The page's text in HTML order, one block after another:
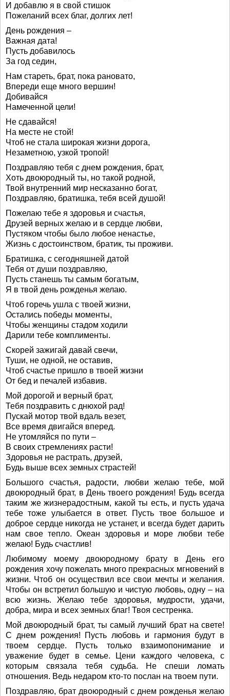
И добавлю я в свой стишок
Пожеланий всех благ, долгих лет!
День рождения –
Важная дата!
Пусть добавилось
За год седин,
Нам стареть, брат, пока рановато,
Впереди еще много вершин!
Добивайся
Намеченной цели!
Не сдавайся!
На месте не стой!
Чтоб не стала широкая жизни дорога,
Незаметною, узкой тропой!
Поздравляю тебя с днем рождения, брат,
Хоть двоюродный ты, но такой родной,
Твой внутренний мир несказанно богат,
Поздравляю, братишка, тебя всей душой!
Пожелаю тебе я здоровья и счастья,
Друзей верных желаю и в сердце любви,
Пустяком чтобы было любое ненастье,
Жизнь с достоинством, братик, ты проживи.
Братишка, с сегодняшней датой
Тебя от души поздравляю,
Пусть станешь ты самым богатым,
Я в твой день рожденья желаю.
Чтоб горечь ушла с твоей жизни,
Остались победы моменты,
Чтобы женщины стадом ходили
Дарили тебе комплименты.
Скорей зажигай давай свечи,
Туши, не одной, не оставив,
Чтоб счастье пришло в твоей жизни
От бед и печалей избавив.
Мой дорогой и верный брат,
Тебя поздравить с днюхой рад!
Пускай мотор твой вдаль везет,
Все время двигайся вперед.
Не утомляйся по пути –
В своих стремлениях расти!
Здоровья не растрать, друзей,
Будь выше всех земных страстей!
Большого счастья, радости, любви желаю тебе, мой
двоюродный брат, в День твоего рождения! Будь всегда
таким же жизнерадостным, какой ты есть, и пусть удача
тебе тоже улыбается в ответ. Пусть твое большое и
доброе сердце никогда не устанет, и всегда будет дарить
нам свое тепло. Океан здоровья и море любви тебе
желаю! Будь счастлив!
Любимому моему двоюродному брату в День его
рождения хочу пожелать много прекрасных мгновений в
жизни. Чтоб он осуществил все свои мечты и желания.
Чтобы он встретил большую и чистую любовь, одну – на
всю жизнь. Желаю тебе здоровья, мудрости, удачи,
добра, мира и всех земных благ! Твоя сестренка.
Мой двоюродный брат, ты самый лучший брат на свете!
С днем рождения! Пусть любовь и гармония будут в
твоем сердце. Пусть только взаимопонимание и
уважение будет в семье. Цени каждого человека, с
которым связала тебя судьба. Не спеши ломать
отношения. Ведь недаром кто-то послан на твоем пути.
Поздравляю, брат двоюродный с днем рожденья желаю